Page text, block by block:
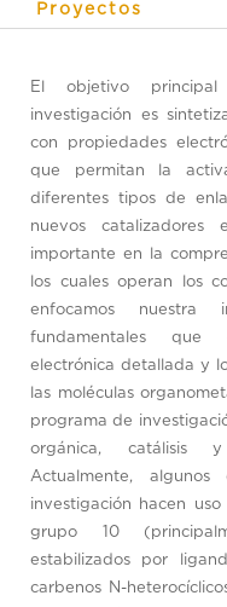
Proyectos
El objetivo
investigación es
con propiedades
que permitan la
diferentes tipos de
nuevos catalizadores
importante en la
los cuales operan los
enfocamos nuestra
fundamentales que
electrónica detallada y
las moléculas
programa de
orgánica, catálisis y
Actualmente,
investigación hacen
grupo 10
estabilizados por
carbenos N-